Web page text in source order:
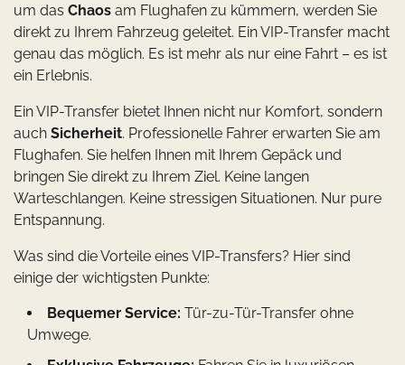
um das Chaos am Flughafen zu kümmern, werden Sie
direkt zu Ihrem Fahrzeug geleitet. Ein VIP-Transfer macht
genau das möglich. Es ist mehr als nur eine Fahrt – es ist
ein Erlebnis.
Ein VIP-Transfer bietet Ihnen nicht nur Komfort, sondern
auch Sicherheit. Professionelle Fahrer erwarten Sie am
Flughafen. Sie helfen Ihnen mit Ihrem Gepäck und
bringen Sie direkt zu Ihrem Ziel. Keine langen
Warteschlangen. Keine stressigen Situationen. Nur pure
Entspannung.
Was sind die Vorteile eines VIP-Transfers? Hier sind
einige der wichtigsten Punkte:
Bequemer Service: Tür-zu-Tür-Transfer ohne
Umwege.